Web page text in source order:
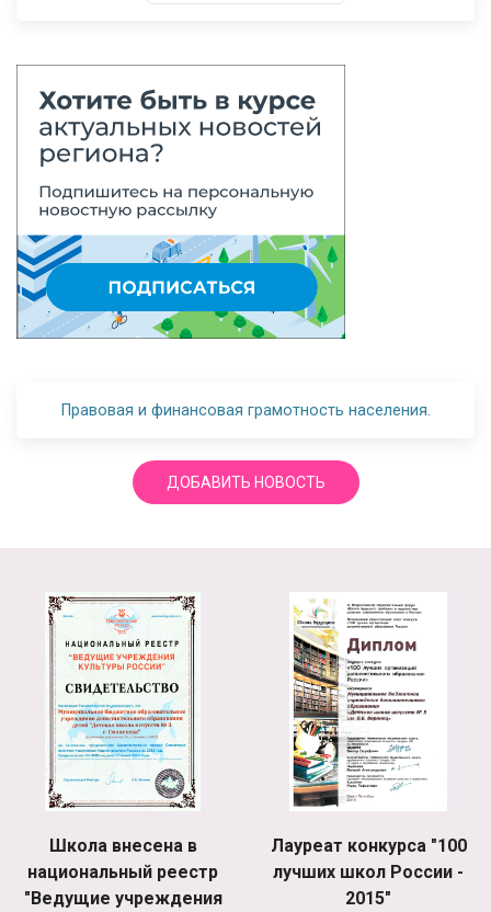
Правовая и финансовая грамотность населения.
ДОБАВИТЬ НОВОСТЬ
Школа внесена в
национальный реестр
"Ведущие учреждения
Лауреат конкурса "100
лучших школ России -
2015"